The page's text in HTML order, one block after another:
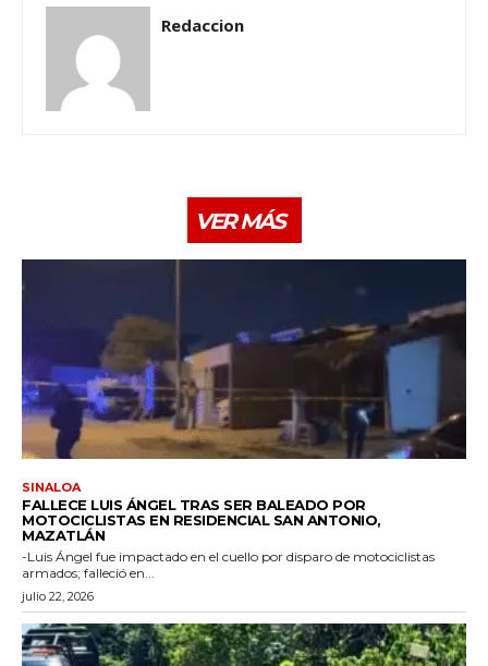
Redaccion
VER MÁS
SINALOA
FALLECE LUIS ÁNGEL TRAS SER BALEADO POR
MOTOCICLISTAS EN RESIDENCIAL SAN ANTONIO,
MAZATLÁN
-Luis Ángel fue impactado en el cuello por disparo de motociclistas
armados; falleció en...
julio 22, 2026